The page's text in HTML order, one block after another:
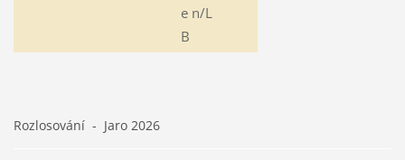
e n/L
B
Rozlosování - Jaro 2026